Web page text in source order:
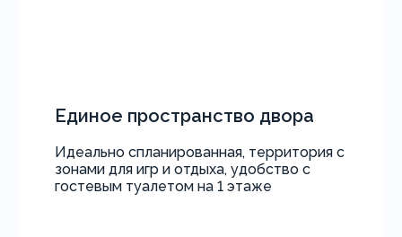
Единое пространство двора
Идеально спланированная, территория с
зонами для игр и отдыха, удобство с
гостевым туалетом на 1 этаже